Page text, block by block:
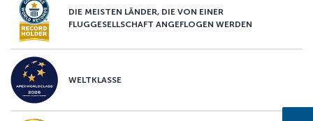
DIE MEISTEN LÄNDER, DIE VON EINER
FLUGGESELLSCHAFT ANGEFLOGEN WERDEN
WELTKLASSE